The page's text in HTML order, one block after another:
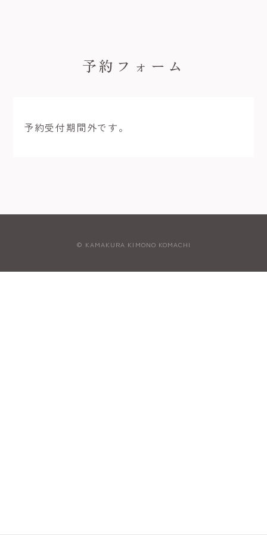
予約フォーム
予約受付期間外です。
© KAMAKURA KIMONO KOMACHI